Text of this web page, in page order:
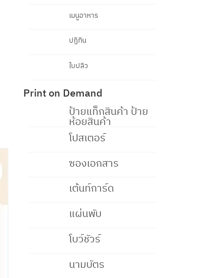
เมนูอาหาร
ปฏิทิน
ใบปลิว
Print on Demand
ป้ายแท็กสินค้า ป้าย
ห้อยสินค้า
โปสเตอร์
ซองเอกสาร
เต้นท์การ์ด
แผ่นพับ
โบว์ชัวร์
นามบัตร